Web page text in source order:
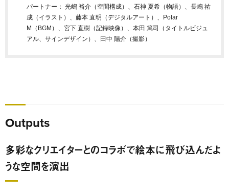
パートナー： 光嶋 裕介（空間構成）、石神 夏希（物語）、長嶋 祐
成（イラスト）、藤本 直明（デジタルアート）、Polar
M（BGM）、宮下 直樹（記録映像）、 本田 篤司
（タイトルビジュ
アル、サインデザイン）、田中 陽介（撮影）
Outputs
多彩なクリエイターとのコラボで絵本に飛び込んだよ
うな空間を演出